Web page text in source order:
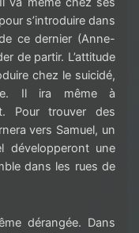
s’introduire dans
ce dernier (Anne-
de partir. L’attitude
chez le suicidé,
Il ira même à
Pour trouver des
vers Samuel, un
développeront une
dans les rues de
dérangée. Dans